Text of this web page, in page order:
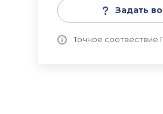
Задать
Точное соотвествие